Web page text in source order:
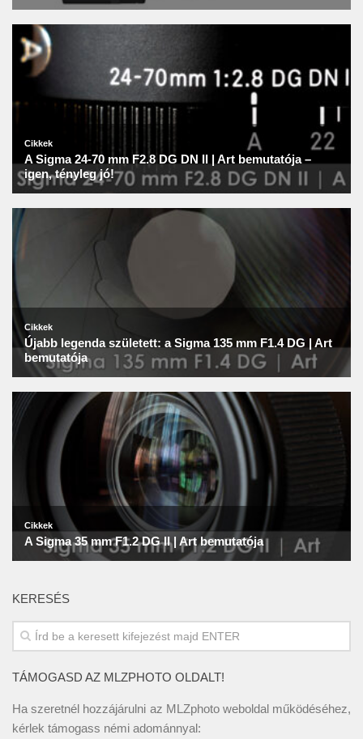
KERESÉS
TÁMOGASD AZ MLZPHOTO OLDALT!
Ha szeretnél hozzájárulni az MLZphoto weboldal működéséhez,
kérlek támogass némi adománnyal: